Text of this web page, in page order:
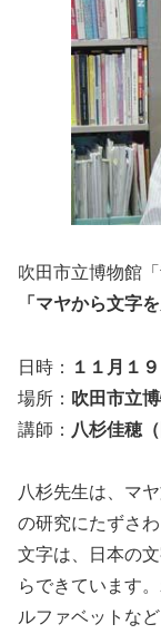
吹田市立博物館
「マヤから文字
日時：
１１月１
場所： 吹田市立
講師： 八杉佳穂
八杉先生は、マ
の研究にたずさ
文字は、日本の
らできています
ルファベットな